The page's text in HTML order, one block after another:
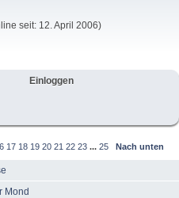
seit: 12. April 2006)
Einloggen
17 18 19 20 21 22 23 ...25 Nach unten
Mond